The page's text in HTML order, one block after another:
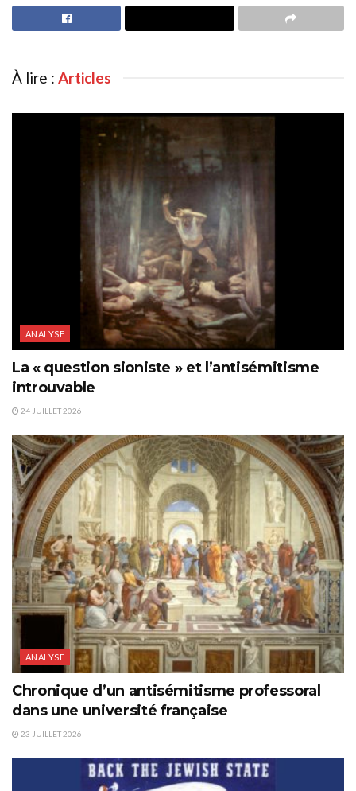
À lire : Articles
ANALYSE
La « question sioniste » et l’antisémitisme
introuvable
24 JUILLET 2026
ANALYSE
Chronique d’un antisémitisme professoral
dans une université française
23 JUILLET 2026